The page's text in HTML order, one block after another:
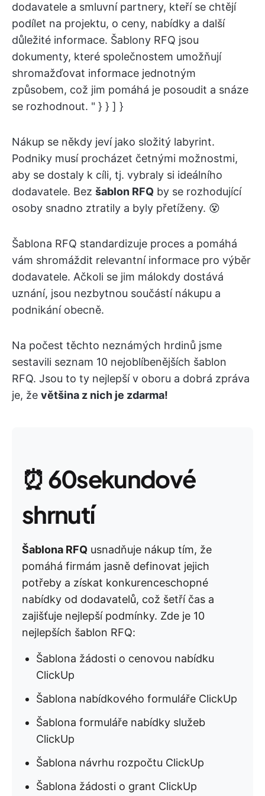
dodavatele a smluvní partnery, kteří se chtějí
podílet na projektu, o ceny, nabídky a další
důležité informace. Šablony RFQ jsou
dokumenty, které společnostem umožňují
shromažďovat informace jednotným
způsobem, což jim pomáhá je posoudit a snáze
se rozhodnout. " } } ] }
Nákup se někdy jeví jako složitý labyrint.
Podniky musí procházet četnými možnostmi,
aby se dostaly k cíli, tj. vybraly si ideálního
dodavatele. Bez šablon RFQ by se rozhodující
osoby snadno ztratily a byly přetíženy. 😵
Šablona RFQ standardizuje proces a pomáhá
vám shromáždit relevantní informace pro výběr
dodavatele. Ačkoli se jim málokdy dostává
uznání, jsou nezbytnou součástí nákupu a
podnikání obecně.
Na počest těchto neznámých hrdinů jsme
sestavili seznam 10 nejoblíbenějších šablon
RFQ. Jsou to ty nejlepší v oboru a dobrá zpráva
je, že většina z nich je zdarma!
⏰60sekundové
shrnutí
Šablona RFQ usnadňuje nákup tím, že
pomáhá firmám jasně definovat jejich
potřeby a získat konkurenceschopné
nabídky od dodavatelů, což šetří čas a
zajišťuje nejlepší podmínky. Zde je 10
nejlepších šablon RFQ:
Šablona žádosti o cenovou nabídku
ClickUp
Šablona nabídkového formuláře ClickUp
Šablona formuláře nabídky služeb
ClickUp
Šablona návrhu rozpočtu ClickUp
Šablona žádosti o grant ClickUp